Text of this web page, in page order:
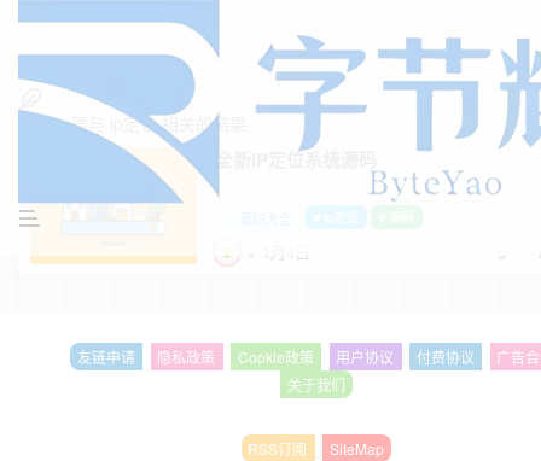
找到 1 篇与 ip定位 相关的结果
全新IP定位系统源码
1月4日 0
友链申请 隐私政策 Cookie政策 用户协议 付费协议
广告
关于我们
RSS订阅 SiteMap